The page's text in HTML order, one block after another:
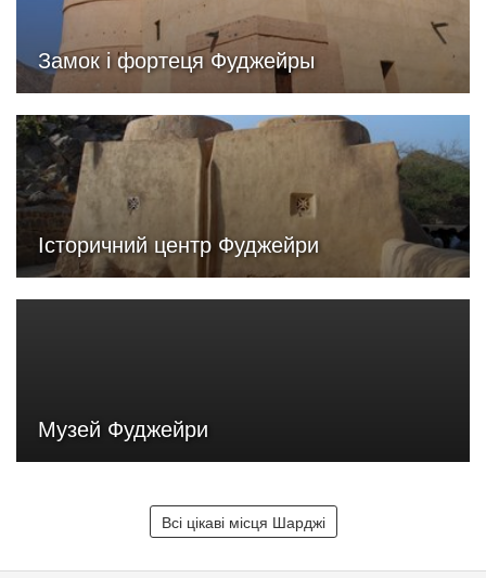
Замок і фортеця Фуджейры
Історичний центр Фуджейри
Музей Фуджейри
Всі цікаві місця Шарджі